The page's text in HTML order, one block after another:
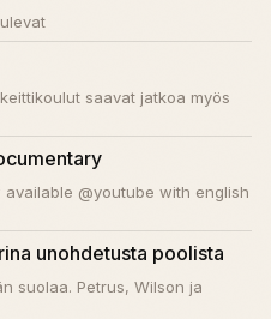
saavat jatkoa myös
available @youtube with english
unohdetusta poolista
suolaa. Petrus, Wilson ja